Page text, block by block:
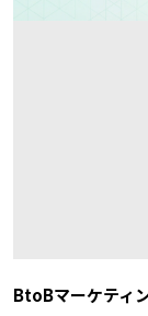
BtoBマーケティ